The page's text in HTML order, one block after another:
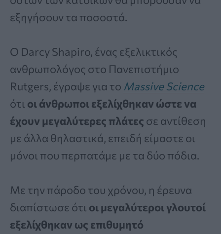
εξηγήσουν τα ποσοστά.
Ο Darcy Shapiro, ένας εξελικτικός
ανθρωπολόγος στο Πανεπιστήμιο
Rutgers, έγραψε για το Massive Science
ότι οι άνθρωποι εξελίχθηκαν ώστε να
έχουν μεγαλύτερες πλάτες σε αντίθεση
με άλλα θηλαστικά, επειδή είμαστε οι
μόνοι που περπατάμε με τα δύο πόδια.
Με την πάροδο του χρόνου, η έρευνα
διαπίστωσε ότι οι μεγαλύτεροι γλουτοί
εξελίχθηκαν ως επιθυμητό